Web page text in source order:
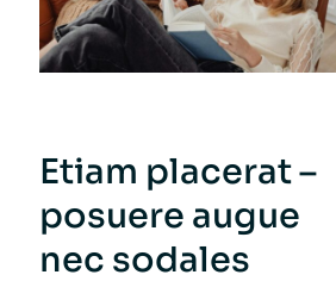
Etiam placerat –
posuere augue
nec sodales